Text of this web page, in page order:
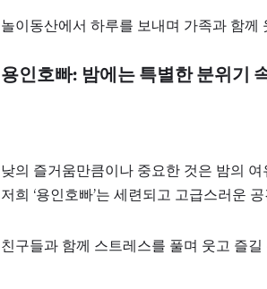
놀이동산에서 하루를 보내며 가족과 함
용인호빠: 밤에는 특별한 분위기
낮의 즐거움만큼이나 중요한 것은 밤의
저희 ‘용인호빠’는 세련되고 고급스러운
친구들과 함께 스트레스를 풀며 웃고 즐